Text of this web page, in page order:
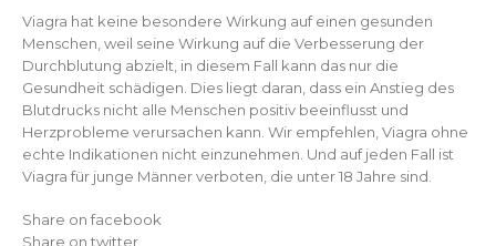
Viagra hat keine besondere Wirkung auf einen gesunden
Menschen, weil seine Wirkung auf die Verbesserung der
Durchblutung abzielt, in diesem Fall kann das nur die
Gesundheit schädigen. Dies liegt daran, dass ein Anstieg des
Blutdrucks nicht alle Menschen positiv beeinflusst und
Herzprobleme verursachen kann. Wir empfehlen, Viagra ohne
echte Indikationen nicht einzunehmen. Und auf jeden Fall ist
Viagra für junge Männer verboten, die unter 18 Jahre sind.
Share on facebook
Share on twitter